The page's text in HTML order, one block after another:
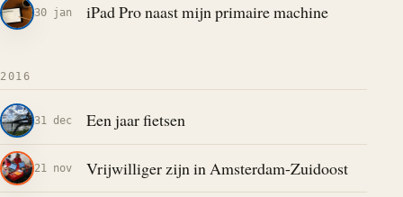
30 jan iPad Pro naast mijn primaire machine
2016
31 dec Een jaar fietsen
21 nov Vrijwilliger zijn in Amsterdam-Zuidoost